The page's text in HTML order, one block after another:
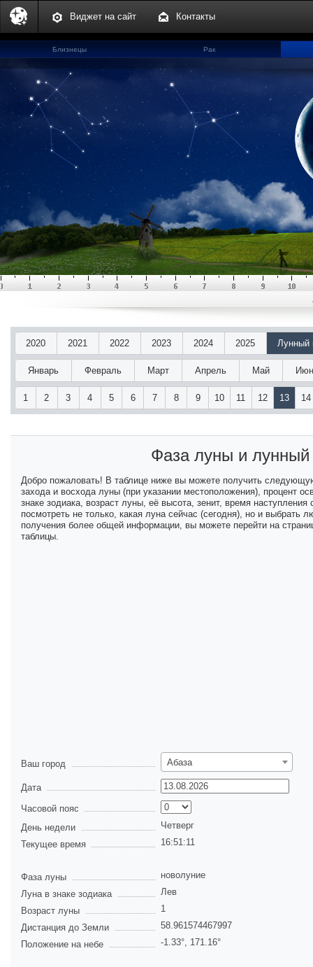
Виджет на сайт Контакты
Близнецы
Рак
2020 2021 2022 2023 2024 2025 Лунный
Январь Февраль Март Апрель Май
1 2 3 4 5 6 7 8 9 10 11 12 13 14
Фаза луны и
Добро пожаловать! В таблице ниже вы можете получить
захода и восхода луны (при указании местоположения), процент
знаке зодиака, возраст луны, её высота, зенит, время
посмотреть не только, какая луна сейчас (сегодня), но и
получения более общей информации, вы можете перейти на
таблицы.
Ваш город Абаза
Дата
Часовой пояс
День недели
Четверг
Текущее время
16:51:11
Фаза луны
новолуние
Луна в знаке зодиака
Лев
Возраст луны
1
Дистанция до Земли
58.961574467997
Положение на небе
-1.33°, 171.16°